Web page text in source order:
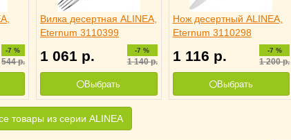
-7 %
544р.
Вилка десертная ALINEA,
Eternum 3110399
1 061 р. -7 %
1 140р.
Выбрать
Нож десертный ALINEA,
Eternum 3110298
1 116 р. -7 %
1 200р.
Выбрать
товары из серии ALINEA